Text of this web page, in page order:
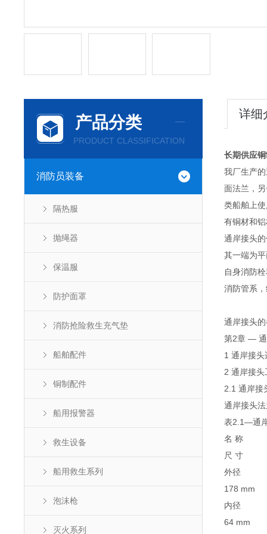
产品分类
PRODUCT CLASSIFICATION
消防员装备
隔热服
抛绳器
保温服
防护面罩
消防抢险救生充气垫
船舶配件
铜制配件
船用报警器
救生设备
船用救生系列
泡沫枪
灭火系列
详细
长期供应
我厂生产
面法兰，
类船舶上
有铜材和
通岸接头
其一端为
自身消防
消防管系
通岸接头
第2章 —
1 通岸接
2 通岸接头
2.1 通岸接
通岸接头
表2.1—通
名 称
尺 寸
外径
178 mm
内径
64 mm